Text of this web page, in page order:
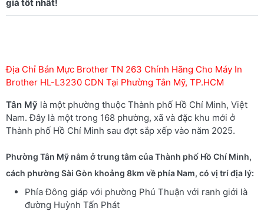
Địa Chỉ Bán Mực Brother TN 263 Chính Hãng Cho Máy In
Brother HL-L3230 CDN Tại Phường Tân Mỹ, TP.HCM
Tân Mỹ là một phường thuộc Thành phố Hồ Chí Minh, Việt
Nam. Đây là một trong 168 phường, xã và đặc khu mới ở
Thành phố Hồ Chí Minh sau đợt sắp xếp vào năm 2025.
Phường Tân Mỹ nằm ở trung tâm của Thành phố Hồ Chí Minh,
cách phường Sài Gòn khoảng 8km về phía Nam, có vị trí địa lý:
Phía Đông giáp với phường Phú Thuận với ranh giới là
đường Huỳnh Tấn Phát